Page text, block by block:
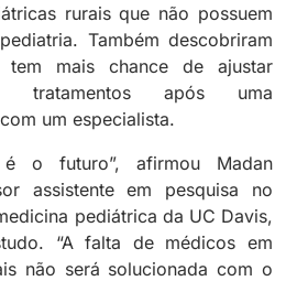
rurais que não possuem
Também descobriram
mais chance de ajustar
tratamentos após uma
um especialista.
é o futuro”, afirmou Madan
assistente em pesquisa no
pediátrica da UC Davis,
“A falta de médicos em
não será solucionada com o